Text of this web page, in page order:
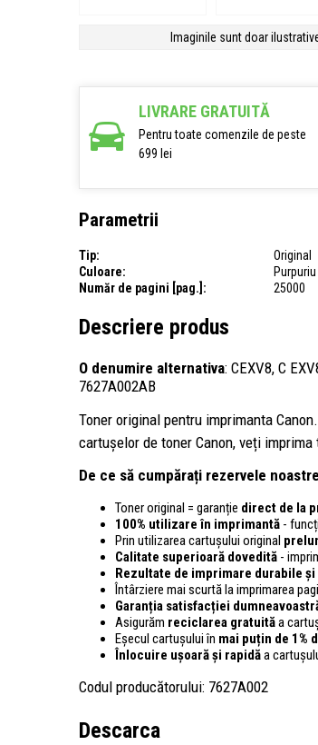
Imaginile sunt doar
LIVRARE GRATUITĂ
Pentru toate comenzile de peste
699 lei
Parametrii
Tip:
Original
Culoare:
Purpuriu
Număr de pagini [pag.]:
25000
Descriere produs
O denumire alternativa: CEXV8, C
7627A002AB
Toner original pentru imprimanta Canon.
cartușelor de toner Canon, veți
De ce să cumpărați rezervele
Toner original = garanție direct de la
100% utilizare în imprimantă -
Prin utilizarea cartușului original
Calitate superioară dovedită -
Rezultate de imprimare durabile
Întârziere mai scurtă la imprimarea
Garanția satisfacției
Asigurăm reciclarea gratuităa
Eșecul cartușului în mai puțin de 1%
Înlocuire ușoară și rapidăa
Codul producătorului: 7627A002
Descarca